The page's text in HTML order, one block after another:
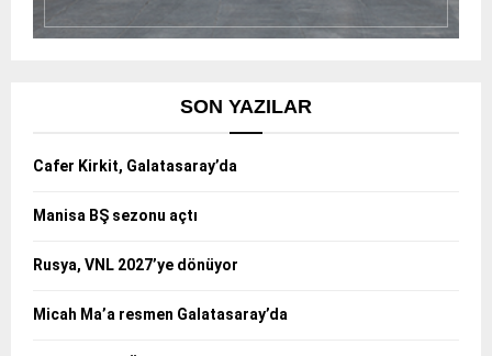
SON YAZILAR
Cafer Kirkit, Galatasaray’da
Manisa BŞ sezonu açtı
Rusya, VNL 2027’ye dönüyor
Micah Ma’a resmen Galatasaray’da